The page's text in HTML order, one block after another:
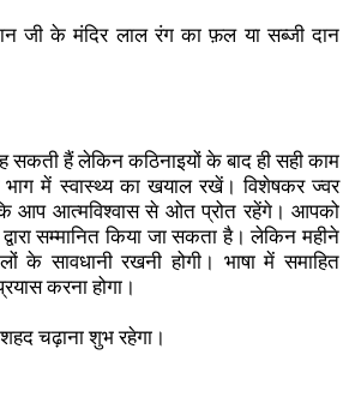
जी के मंदिर लाल रंग का फ़ल या सब्जी दान
सकती हैं लेकिन कठिनाइयों के बाद ही सही काम
में स्वास्थ्य का खयाल रखें। विशेषकर ज्वर
आप आत्मविश्वास से ओत प्रोत रहेंगे। आपको
सम्मानित किया जा सकता है। लेकिन महीने
के सावधानी रखनी होगी। भाषा में समाहित
करना होगा।
चढ़ाना शुभ रहेगा।